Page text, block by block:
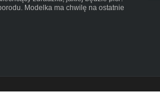
Modelka ma chwilę na ostatnie
jakiej płci będzie dziecko.
się na temat trudnego czasu po śmierci
ze zbiórki na dziecko